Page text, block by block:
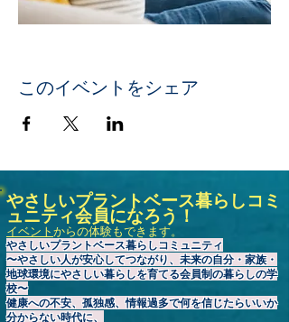
このイベントをシェア
やさしいプラントベース暮らしコミ
ュニティ会員になろう！
イベントからの体験もできます。
やさしいプラントベース暮らしコミュニティ
〜やさしい人が安心してつながり、未来の自分・家族・
地球環境にやさしい暮らしを育てる会員制の暮らしの学
校〜
健康への不安、孤独感、情報過多で何を信じたらいいか
分からない時代に、